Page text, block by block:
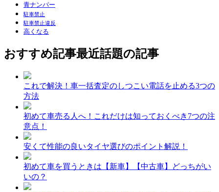
青ナンバー
駐車禁止
駐車禁止違反
高くなる
おすすめ記事最近話題の記事
これで解決！車一括査定のしつこい電話を止める3つの
方法
初めて車売る人へ！これだけは知っておくべき7つの注
意点！
安くて性能の良いタイヤ選びのポイント解説！
初めて車を買うときは【新車】【中古車】どっちがい
いの？